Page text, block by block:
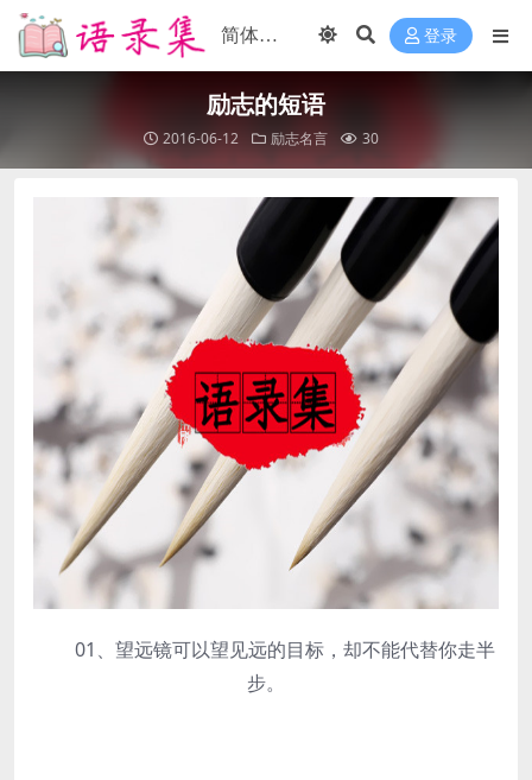
登录
励志的短语
2016-06-12 励志名言 30
01、望远镜可以望见远的目标，却不能代替你走半
步。